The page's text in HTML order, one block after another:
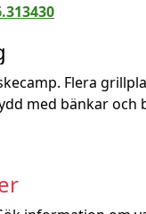
Flera
med bänkar och